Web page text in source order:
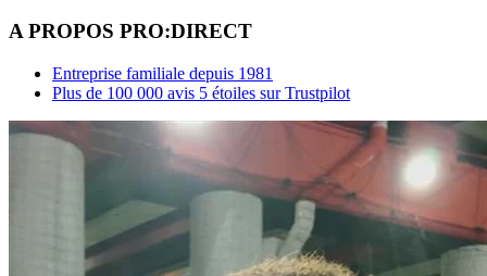
A PROPOS PRO:DIRECT
Entreprise familiale depuis 1981
Plus de 100 000 avis 5 étoiles sur Trustpilot